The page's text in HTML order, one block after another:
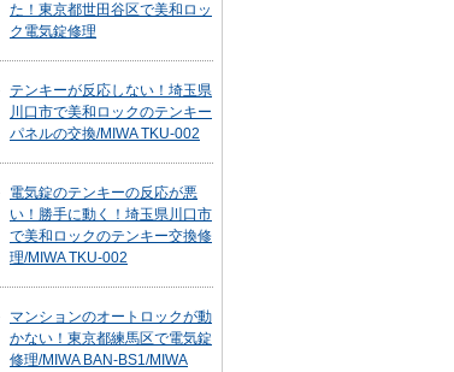
た！東京都世田谷区で美和ロッ
ク電気錠修理
テンキーが反応しない！埼玉県
川口市で美和ロックのテンキー
パネルの交換/MIWA TKU-002
電気錠のテンキーの反応が悪
い！勝手に動く！埼玉県川口市
で美和ロックのテンキー交換修
理/MIWA TKU-002
マンションのオートロックが動
かない！東京都練馬区で電気錠
修理/MIWA BAN-BS1/MIWA